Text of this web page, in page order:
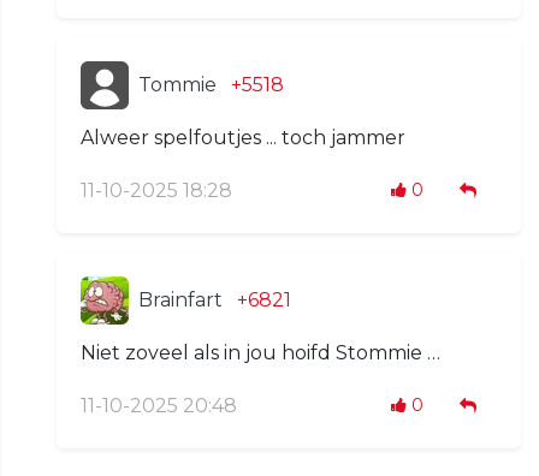
Tommie +5518
Alweer spelfoutjes ... toch jammer
11-10-2025 18:28 0
Brainfart +6821
Niet zoveel als in jou hoifd Stommie …
11-10-2025 20:48 0